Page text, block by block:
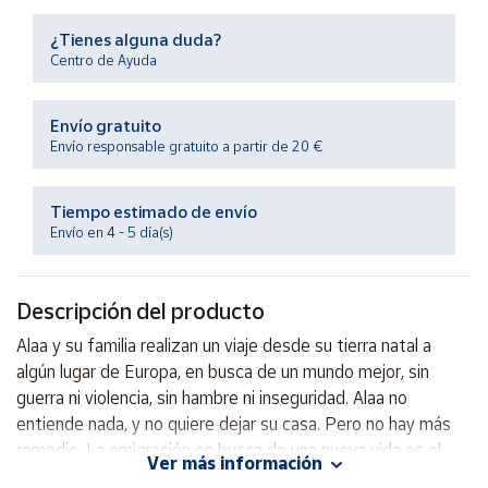
Productos
Solidarios
Ayuda
Centro
Contacto
Vendedores
Mapa de
vendedores
Hazte
vendedor
Área
¿Tienes alguna duda?
Centro de Ayuda
Envío gratuito
Envío responsable gratuito a partir de 20 €
Tiempo estimado de envío
Envío en 4 - 5 día(s)
Descripción del producto
Alaa y su familia realizan un viaje desde su tierra natal a
algún lugar de Europa, en busca de un mundo mejor, sin
guerra ni violencia, sin hambre ni inseguridad. Alaa no
entiende nada, y no quiere dejar su casa. Pero no hay más
remedio. La emigración en busca de una nueva vida es el
tema de este libro la sensación que produce ser un
Ver más información